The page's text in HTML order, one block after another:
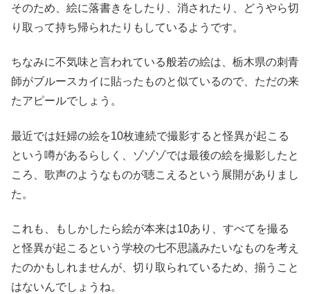
そのため、絵に落書きをしたり、消されたり、どうやら切
り取って持ち帰られたりもしているようです。
ちなみに不気味と言われている般若の絵は、栃木県の刺青
師がブルースカイに貼ったものと似ているので、ただの来
たアピールでしょう。
最近では妊婦の絵を10枚連続で撮影すると怪異が起こる
という噂があるらしく、ゾゾゾでは最後の絵を撮影したと
ころ、歌声のようなものが聴こえるという展開がありまし
た。
これも、もしかしたら絵が本来は10あり、すべてを撮る
と怪異が起こるという学校の七不思議みたいなものを考え
たのかもしれませんが、切り取られているため、揃うこと
はないんでしょうね。